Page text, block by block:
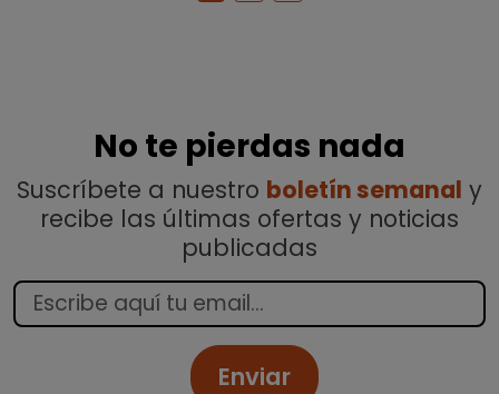
No te pierdas nada
Suscríbete a nuestro boletín semanal y
recibe las últimas ofertas y noticias
publicadas
Enviar